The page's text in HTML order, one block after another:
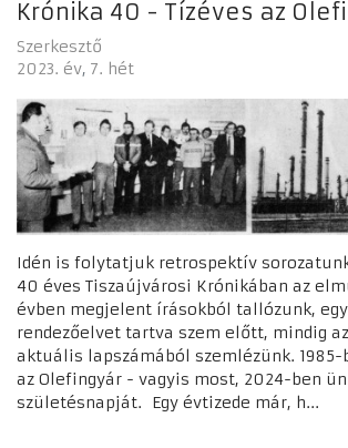
Krónika 40 - Tízéves az
Szerkesztő
2023. év 7. hét
Idén is folytatjuk retrospektív
40 éves Tiszaújvárosi Krónikában az
évben megjelent írásokból tallózunk,
rendezőelvet tartva szem előtt, mindig
aktuális lapszámából szemlézünk. 1985-
az Olefingyár - vagyis most, 2024-ben
születésnapját. Egy évtizede már, h...